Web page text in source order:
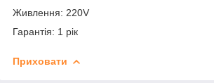
Живлення: 220V
Гарантія: 1 рік
Приховати